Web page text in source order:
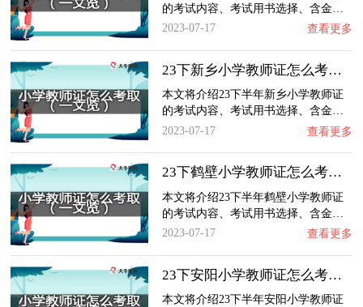
的考试内容、考试用书选择、含金…
2023-07-17
查看更多
23下新乡小学教师证怎么考取？一文览：含金量…
本文将介绍23下半年新乡小学教师证
的考试内容、考试用书选择、含金…
2023-07-17
查看更多
23下鹤壁小学教师证怎么考取？一文览：含金量…
本文将介绍23下半年鹤壁小学教师证
的考试内容、考试用书选择、含金…
2023-07-17
查看更多
23下安阳小学教师证怎么考取？一文览：含金量…
本文将介绍23下半年安阳小学教师证